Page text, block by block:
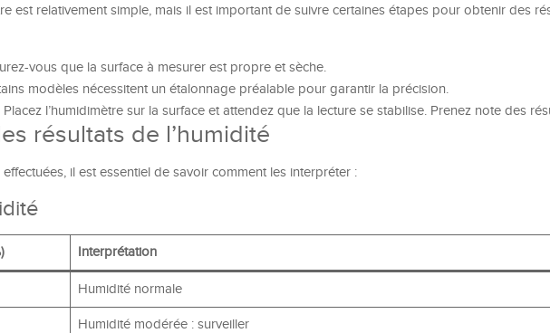
est relativement simple, mais il est important de suivre certaines étapes pour obtenir des
vous que la surface à mesurer est propre et sèche.
modèles nécessitent un étalonnage préalable pour garantir la précision.
Placez l’humidimètre sur la surface et attendez que la lecture se stabilise. Prenez note des
résultats de l’humidité
il est essentiel de savoir comment les interpréter :
Interprétation
Humidité normale
Humidité modérée : surveiller